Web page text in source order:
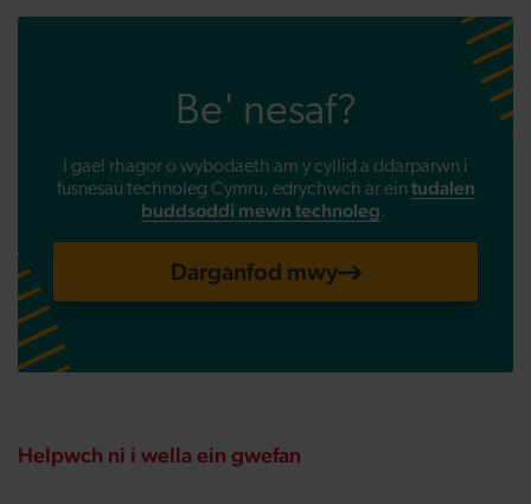
Be' nesaf?
I gael rhagor o wybodaeth am y cyllid a ddarparwn i
fusnesau technoleg Cymru, edrychwch ar ein tudalen
buddsoddi mewn technoleg.
Darganfod mwy
Helpwch ni i wella ein gwefan